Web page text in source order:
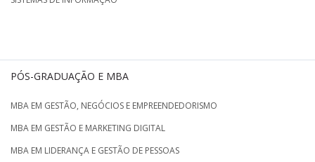
PÓS-GRADUAÇÃO E MBA
MBA EM GESTÃO, NEGÓCIOS E EMPREENDEDORISMO
MBA EM GESTÃO E MARKETING DIGITAL
MBA EM LIDERANÇA E GESTÃO DE PESSOAS